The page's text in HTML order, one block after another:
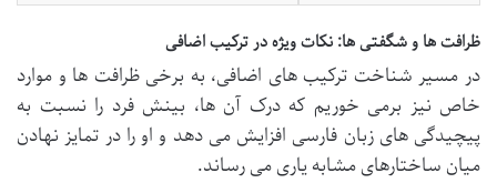
ظرافت ها و شگفتی ها: نکات ویژه در ترکیب اضافی
در مسیر شناخت ترکیب های اضافی، به برخی ظرافت ها و موارد
خاص نیز برمی خوریم که درک آن ها، بینش فرد را نسبت به
پیچیدگی های زبان فارسی افزایش می دهد و او را در تمایز نهادن
میان ساختارهای مشابه یاری می رساند.